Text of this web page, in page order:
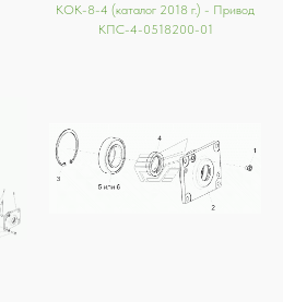
КОК-8-4 (каталог 2018 г.) - Привод
КПС-4-0518200-01